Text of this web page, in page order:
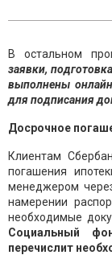
В остальном
заявки,
выполнены
для подписания
Досрочное
Клиентам
погашения
менеджером
намерении
необходимые
Социальный
перечислит